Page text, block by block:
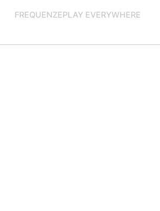
FREQUENZEPLAY EVERYWHERE